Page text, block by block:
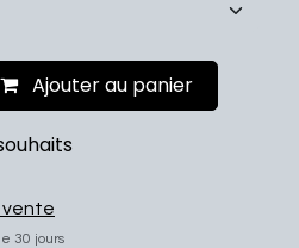
Ajouter au panier
vente
30 jours